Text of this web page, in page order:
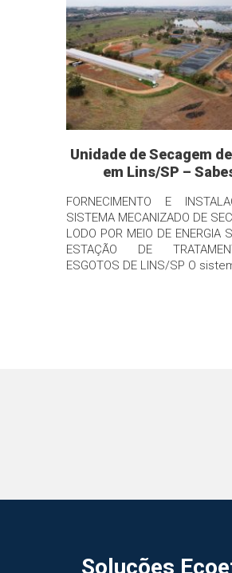
Unidade de Secagem
em Lins/SP –
FORNECIMENTO E
SISTEMA MECANIZADO DE
LODO POR MEIO DE ENERGIA
ESTAÇÃO DE
ESGOTOS DE LINS/SP O
Soluções